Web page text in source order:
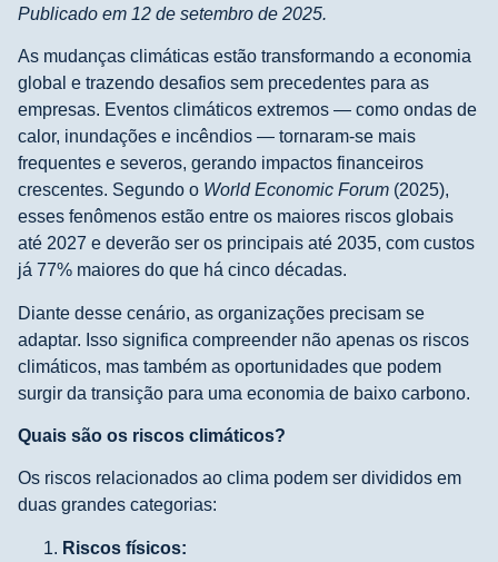
Publicado em 12 de setembro de 2025.
As mudanças climáticas estão transformando a economia
global e trazendo desafios sem precedentes para as
empresas. Eventos climáticos extremos — como ondas de
calor, inundações e incêndios — tornaram-se mais
frequentes e severos, gerando impactos financeiros
crescentes. Segundo o World Economic Forum (2025),
esses fenômenos estão entre os maiores riscos globais
até 2027 e deverão ser os principais até 2035, com custos
já 77% maiores do que há cinco décadas.
Diante desse cenário, as organizações precisam se
adaptar. Isso significa compreender não apenas os riscos
climáticos, mas também as oportunidades que podem
surgir da transição para uma economia de baixo carbono.
Quais são os riscos climáticos?
Os riscos relacionados ao clima podem ser divididos em
duas grandes categorias:
Riscos físicos: